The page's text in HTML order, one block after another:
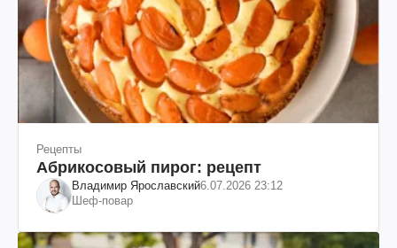
Рецепты
Абрикосовый пирог: рецепт
Владимир Ярославский6.07.2026 23:12
Шеф-повар